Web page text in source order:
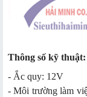
Thông số kỹ thuật:
- Ắc quy: 12V
- Môi trường làm